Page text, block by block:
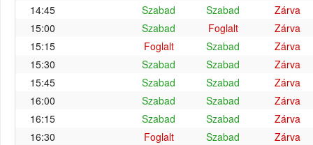
14:45
Szabad Szabad
Zárva
15:00
Szabad Foglalt
Zárva
15:15
Foglalt Szabad
Zárva
15:30
Szabad Szabad
Zárva
15:45
Szabad Szabad
Zárva
16:00
Szabad Szabad
Zárva
16:15
Szabad Szabad
Zárva
16:30
Foglalt Szabad
Zárva